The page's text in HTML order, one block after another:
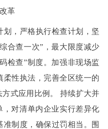
革
，严格执行检查计划，坚
合查一次”，最大限度减少
检查”制度。加强非现场监
性执法，完善全区统一的
式应用比例。 持续扩大并
，对清单内企业实行差异化
制度，确保过罚相当。围